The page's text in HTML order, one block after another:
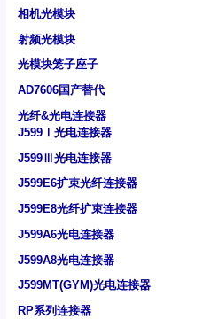
相机光模块
射频光模块
光模块笼子座子
AD7606国产替代
光纤&光电连接器
J599Ⅰ光电连接器
J599Ⅲ光电连接器
J599E6扩束光纤连接器
J599E8光纤扩束连接器
J599A6光电连接器
J599A8光电连接器
J599MT(GYM)光电连接器
RP系列连接器